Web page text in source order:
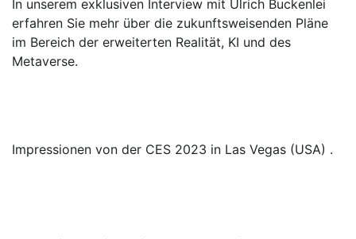
In unserem exklusiven Interview mit Ulrich Buckenlei
erfahren Sie mehr über die zukunftsweisenden Pläne
im Bereich der erweiterten Realität, KI und des
Metaverse.
Impressionen von der CES 2023 in Las Vegas (USA) .